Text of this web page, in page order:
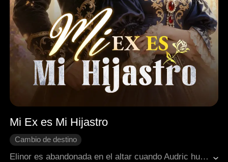
Mi Ex es Mi Hijastro
Cambio de destino
Elinor es abandonada en el altar cuando Audric huye con una cantante. En lugar de llorar, Elinor decide casarse con Lord Reynald, el padre de Audric. Con este movimiento asegura su poder, recupera su herencia legítima y se convierte en la verdadera dueña de la casa.e